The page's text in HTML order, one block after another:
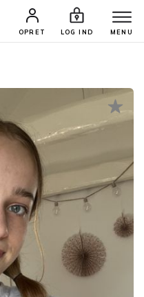
OPRET LOG IND MENU
SØG PROFIL